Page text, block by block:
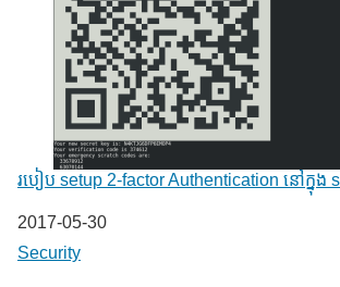
របៀប setup 2-factor Authentication នៅក្នុង
Date
2017-05-30
In relation to
Security